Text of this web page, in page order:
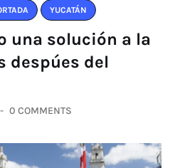
YUCATÁN
una solución a la
despúes del
0 COMMENTS